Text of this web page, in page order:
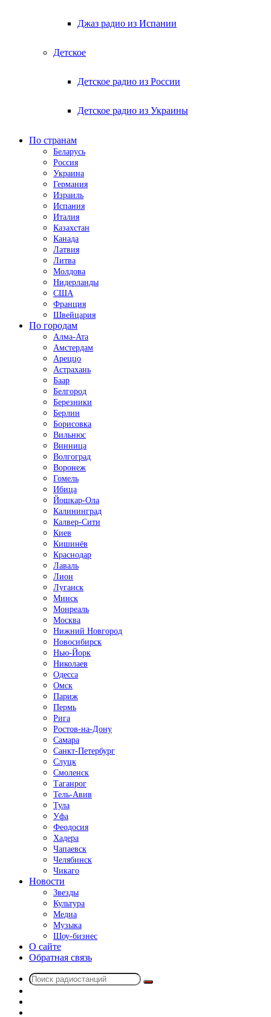
Джаз радио из Испании
Детское
Детское радио из России
Детское радио из Украины
По странам
Беларусь
Россия
Украина
Германия
Израиль
Испания
Италия
Казахстан
Канада
Латвия
Литва
Молдова
Нидерланды
США
Франция
Швейцария
По городам
Алма-Ата
Амстердам
Ареццо
Астрахань
Баар
Белгород
Березники
Берлин
Борисовка
Вильнюс
Винница
Волгоград
Воронеж
Гомель
Ибица
Йошкар-Ола
Калининград
Калвер-Сити
Киев
Кишинёв
Краснодар
Лаваль
Лион
Луганск
Минск
Монреаль
Москва
Нижний Новгород
Новосибирск
Нью-Йорк
Николаев
Одесса
Омск
Париж
Пермь
Рига
Ростов-на-Дону
Самара
Санкт-Петербург
Слуцк
Смоленск
Таганрог
Тель-Авив
Тула
Уфа
Феодосия
Хадера
Чапаевск
Челябинск
Чикаго
Новости
Звезды
Культура
Медиа
Музыка
Шоу-бизнес
О сайте
Обратная связь
Поиск